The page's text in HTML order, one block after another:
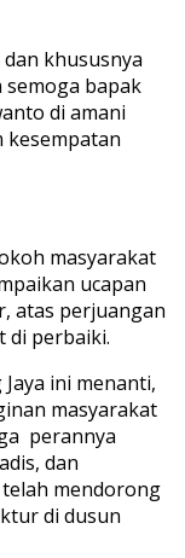
khususnya
semoga bapak
di amani
kesempatan
masyarakat
ucapan
atas perjuangan
di perbaiki.
ini menanti,
masyarakat
perannya
dan
mendorong
di dusun